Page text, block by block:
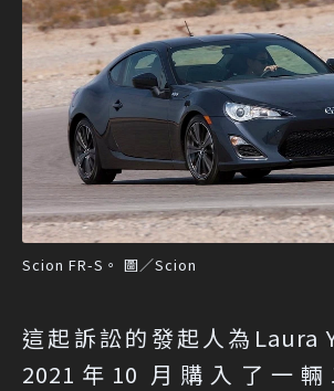
Scion FR-S。 圖／Scion
這起訴訟的發起人為Laura
2021年10 月購入了一輛